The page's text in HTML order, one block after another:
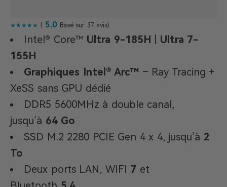
★★★★★ (5.0 Basé sur 37 avis)
Intel® Core™ Ultra 9-185H
Ultra 7-
155H
Graphiques Intel® Arc™ – Ray Tracing +
XeSS sans GPU dédié
DDR5 5600MHz à double canal,
jusqu’à 64 Go
SSD M.2 2280 PCIE Gen 4 x 4, jusqu’à 2
To
Deux ports LAN, WIFI 7 et